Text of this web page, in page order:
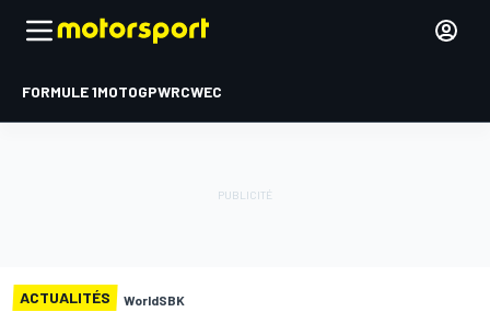
FORMULE 1MOTOGPWRCWEC
ACTUALITÉS WorldSBK